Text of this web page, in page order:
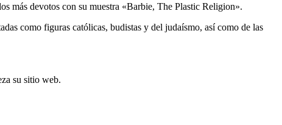
más devotos con su muestra «Barbie, The Plastic Religion».
como figuras católicas, budistas y del judaísmo, así como de las
su sitio web.